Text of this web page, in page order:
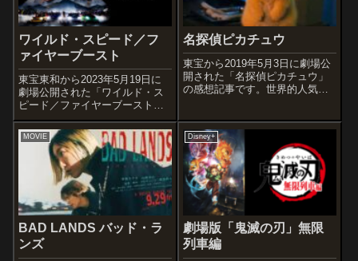
ワイルド・スピード／フ
ァイヤーブースト
東宝東和から2023年5月19日に
劇場公開された「ワイルド・ス
ピード／ファイヤーブースト」
の感想記事です。『ワイルド・
スピードシリーズ』の第10作目
となる作品です。オススメ度あ
らすじ＆予告編パートナーのレ
ティと息子ブライアンと3人で静
かに暮...
名探偵ピカチュウ
東宝から2019年5月3日に劇場公
開された「名探偵ピカチュウ」
の感想記事です。世界的人気を
偵ピカチュウ」をハリウッドで
実写映画化した作品です。オス
スメ度あらすじ＆予告編子ども
の頃にポケ...
MOVIE
BAD LANDS バッド・ラ
ンズ
Disney+
劇場版「鬼滅の刃」無限
列車編